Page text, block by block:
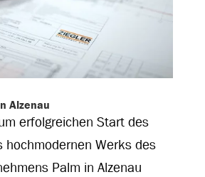
Alzenau
erfolgreichen Start des
hochmodernen Werks des
Palm in Alzenau